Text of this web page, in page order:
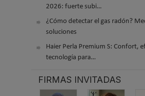
2026: fuerte subi…
¿Cómo detectar el gas radón?
soluciones
Haier Perla Premium S: Confort,
tecnología para…
FIRMAS INVITADAS